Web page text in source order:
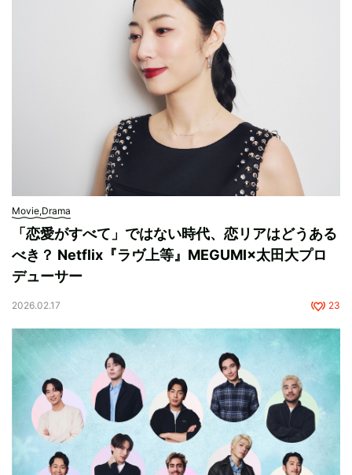
Movie,Drama
「恋愛がすべて」ではない時代、恋リアはどうある
べき？ Netflix『ラヴ上等』MEGUMI×太田大プロ
デューサー
2026.02.17 23